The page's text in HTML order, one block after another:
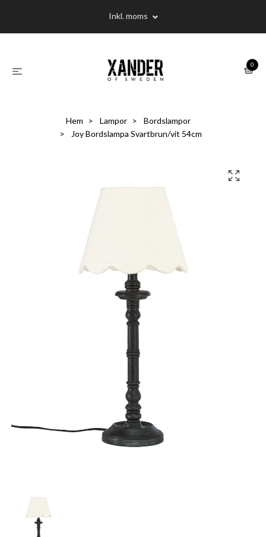
Inkl. moms
0
Hem Lampor
Bordslampor
Joy Bordslampa Svartbrun/vit 54cm